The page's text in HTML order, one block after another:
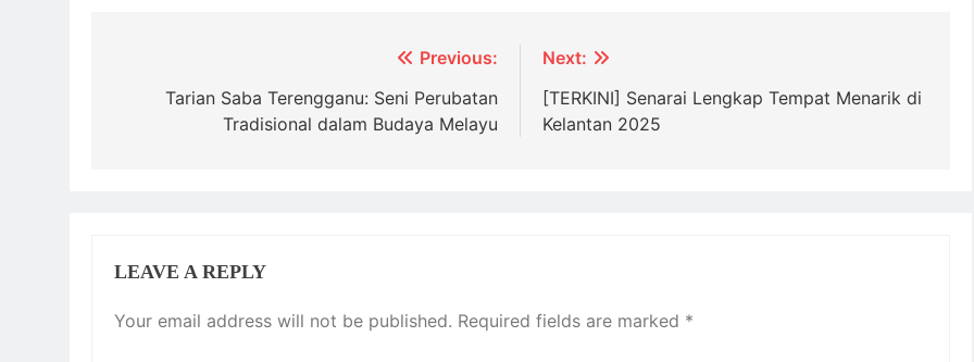
navigation
Previous:
Tarian Saba Terengganu: Seni Perubatan
Tradisional dalam Budaya Melayu
Next:
[TERKINI] Senarai Lengkap Tempat Menarik di
Kelantan 2025
LEAVE A REPLY
Your email address will not be published. Required fields are marked *